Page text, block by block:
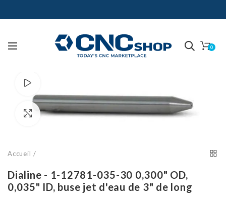
0
Cliquez pour agrandir
Accueil
Dialine - 1-12781-035-30 0,300" OD,
0,035" ID, buse jet d'eau de 3" de long